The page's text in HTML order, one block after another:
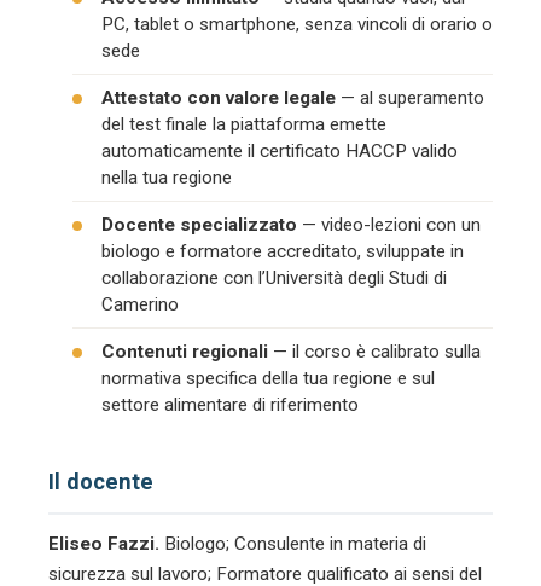
PC, tablet o smartphone, senza vincoli di orario o
sede
Attestato con valore legale — al superamento
del test finale la piattaforma emette
automaticamente il certificato HACCP valido
nella tua regione
Docente specializzato — video-lezioni con un
biologo e formatore accreditato, sviluppate in
collaborazione con l’Università degli Studi di
Camerino
Contenuti regionali — il corso è calibrato sulla
normativa specifica della tua regione e sul
settore alimentare di riferimento
Il docente
Eliseo Fazzi. Biologo; Consulente in materia di
sicurezza sul lavoro; Formatore qualificato ai sensi del